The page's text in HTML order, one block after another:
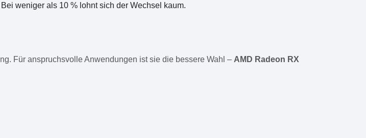
weniger als 10 % lohnt sich der Wechsel kaum.
Für anspruchsvolle Anwendungen ist sie die bessere Wahl – AMD Radeon RX